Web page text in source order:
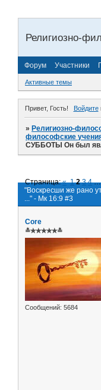
Религиозно-
Форум Участники
Активные темы
Привет, Гость! Войдите
»Религиозно-
философские
СУББОТЫ Он был
"Воскресши же рано
..." - Мк 16:9 #3
Страница:« 1 2 3 4 …
Core
≛✯✯✯✯✯≛
Сообщений: 5684